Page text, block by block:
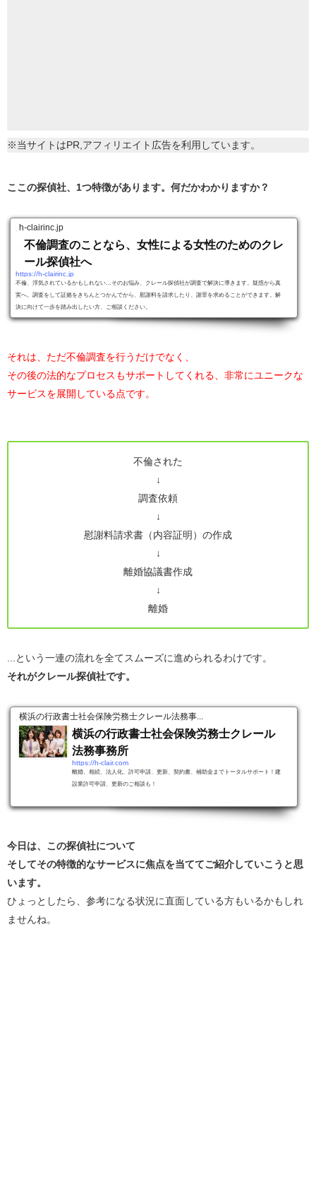
※当サイトはPR,アフィリエイト広告を利用しています。
ここの探偵社、1つ特徴があります。何だかわかりますか？
h-clairinc.jp
不倫調査のことなら、女性による女性のためのクレ
ール探偵社へ
https://h-clairinc.jp
不倫、浮気されているかもしれない…そのお悩み、クレール探偵社が調査で解決に導きます。疑惑から真
実へ。調査をして証拠をきちんとつかんでから、慰謝料を請求したり、謝罪を求めることができます。解
決に向けて一歩を踏み出したい方、ご相談ください。
それは、ただ不倫調査を行うだけでなく、
その後の法的なプロセスもサポートしてくれる、非常にユニークな
サービスを展開している点です。
不倫された
↓
調査依頼
↓
慰謝料請求書（内容証明）の作成
↓
離婚協議書作成
↓
離婚
...という一連の流れを全てスムーズに進められるわけです。
それがクレール探偵社です。
横浜の行政書士社会保険労務士クレール法務事...
横浜の行政書士社会保険労務士クレール
法務事務所
https://h-clair.com
離婚、相続、法人化、許可申請、更新、契約書、補助金までトータルサポート！建
設業許可申請、更新のご相談も！
今日は、この探偵社について
そしてその特徴的なサービスに焦点を当ててご紹介していこうと思
います。
ひょっとしたら、参考になる状況に直面している方もいるかもしれ
ませんね。